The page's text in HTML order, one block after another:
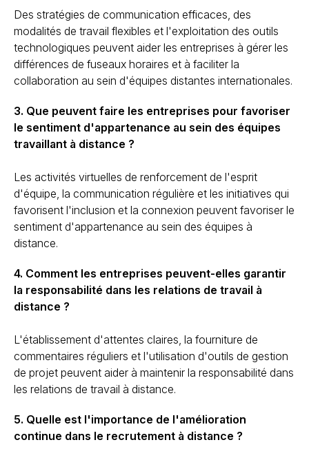
Des stratégies de communication efficaces, des
modalités de travail flexibles et l'exploitation des outils
technologiques peuvent aider les entreprises à gérer les
différences de fuseaux horaires et à faciliter la
collaboration au sein d'équipes distantes internationales.
3. Que peuvent faire les entreprises pour favoriser
le sentiment d'appartenance au sein des équipes
travaillant à distance ?
Les activités virtuelles de renforcement de l'esprit
d'équipe, la communication régulière et les initiatives qui
favorisent l'inclusion et la connexion peuvent favoriser le
sentiment d'appartenance au sein des équipes à
distance.
4. Comment les entreprises peuvent-elles garantir
la responsabilité dans les relations de travail à
distance ?
L'établissement d'attentes claires, la fourniture de
commentaires réguliers et l'utilisation d'outils de gestion
de projet peuvent aider à maintenir la responsabilité dans
les relations de travail à distance.
5. Quelle est l'importance de l'amélioration
continue dans le recrutement à distance ?